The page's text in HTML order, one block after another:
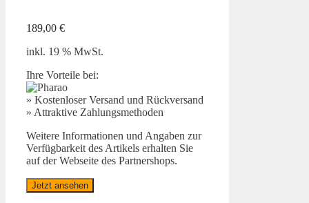
189,00 €
inkl. 19 % MwSt.
Ihre Vorteile bei:
» Kostenloser Versand und Rückversand
» Attraktive Zahlungsmethoden
Weitere Informationen und Angaben zur
Verfügbarkeit des Artikels erhalten Sie
auf der Webseite des Partnershops.
Jetzt ansehen